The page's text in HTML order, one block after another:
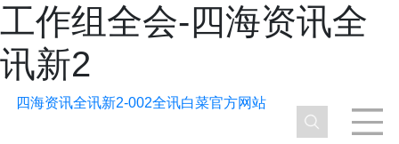
工作组全会-四海资讯全
讯新2
四海资讯全讯新2-002全讯白菜官方网站